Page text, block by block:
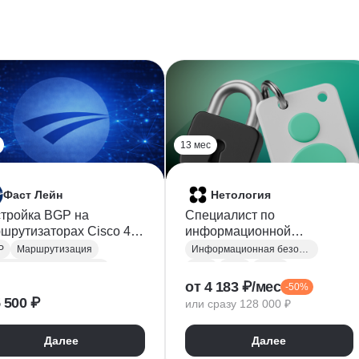
Фаст Лейн
BGP на
Cisco 4.0
Маршрутизация
инженер
500 ₽
Далее
13 мес
Нетология
Специалист по
информационной
безопасности
Информационная безопасность
TCP
Настройка VPN
Git
GitHub
Windows
Linux
Криптография
C/C++
от 4 183 ₽/мес -50%
или сразу 128 000 ₽
Далее